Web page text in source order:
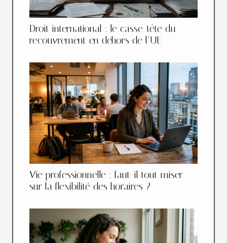
Droit international : le casse-tête du
recouvrement en dehors de l’UE
Vie professionnelle : faut-il tout miser
sur la flexibilité des horaires ?